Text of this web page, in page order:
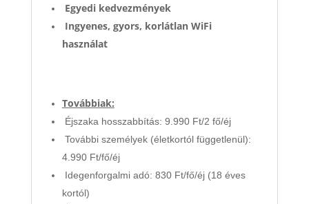
Egyedi kedvezmények
Ingyenes, gyors, korlátlan WiFi
használat
Továbbiak:
Éjszaka hosszabbítás: 9.990 Ft/2 fő/éj
További személyek (életkortól függetlenül):
4.990 Ft/fő/éj
Idegenforgalmi adó: 830 Ft/fő/éj (18 éves
kortól)